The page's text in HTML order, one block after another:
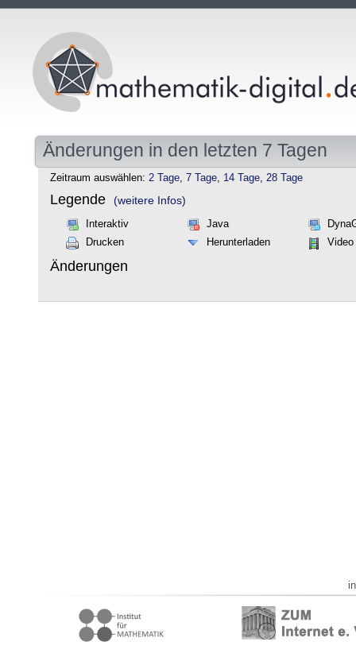
Änderungen in den letzten 7 Tagen
Zeitraum auswählen: 2 Tage, 7 Tage, 14 Tage, 28 Tage
Legende (weitere Infos)
Interaktiv Java
Drucken
Herunterladen Video
Änderungen